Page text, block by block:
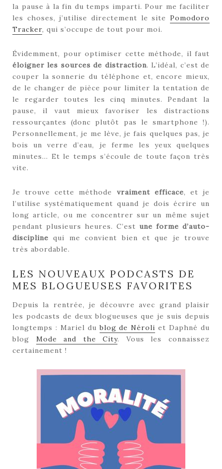
la pause à la fin du temps imparti. Pour me faciliter
les choses, j’utilise directement le site Pomodoro
Tracker, qui s’occupe de tout pour moi.
Évidemment, pour optimiser cette méthode, il faut
éloigner les sources de distraction. L’idéal, c’est de
couper la sonnerie du téléphone et, encore mieux,
de le changer de pièce pour limiter la tentation de
le regarder toutes les cinq minutes. Pendant la
pause, il vaut mieux favoriser les distractions
ressourçantes (donc plutôt pas le smartphone !).
Personnellement, je me lève, je fais quelques pas, je
bois un verre d’eau, je ferme les yeux quelques
minutes… Et le temps s’écoule de toute façon très
vite.
Je trouve cette méthode vraiment efficace, et je
l’utilise systématiquement quand je dois écrire un
long article, ou me concentrer sur un même sujet
pendant plusieurs heures. C’est une forme d’auto-
discipline qui me convient bien et que je trouve
très abordable.
LES NOUVEAUX PODCASTS DE
MES BLOGUEUSES FAVORITES
Depuis la rentrée, je découvre avec grand plaisir
les podcasts de deux blogueuses que je suis depuis
longtemps : Mariel dublog de Néroli et Daphné du
blog Mode and the City. Vous les connaissez
certainement !